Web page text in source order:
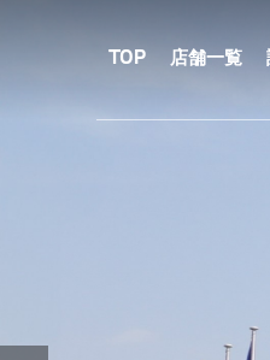
TOP 店舗一覧